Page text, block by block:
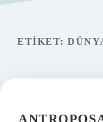
Gizlilik Politikası
ETIKET: